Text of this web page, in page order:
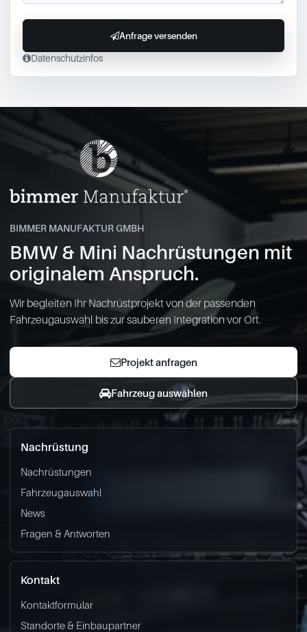
Datenschutzinfos
Anfrage versenden
BIMMER MANUFAKTUR GMBH
BMW & Mini Nachrüstungen mit
originalem Anspruch.
Wir begleiten Ihr Nachrüstprojekt von der passenden
Fahrzeugauswahl bis zur sauberen Integration vor Ort.
Projekt anfragen
Fahrzeug auswählen
Nachrüstung
Nachrüstungen
Fahrzeugauswahl
News
Fragen & Antworten
Kontakt
Kontaktformular
Standorte & Einbaupartner